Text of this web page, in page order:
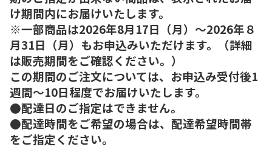
け期間内にお届けいたします。
※一部商品は2026年8月17日（月）～2026年８
月31日（月）もお申込みいただけます。（詳細
は販売期間をご確認ください。）
この期間のご注文については、お申込み受付後1
週間～10日程度でお届けいたします。
●配達日のご指定はできません。
●配達時間をご希望の場合は、配達希望時間帯
をご指定ください。